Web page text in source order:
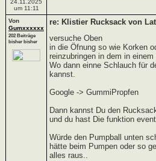
24.11.2025
um 11:11
Von
Gumxxxxxx
202 Beiträge
bisher bisher
re: Klistier Rucksack von
versuche Oben
in die Öfnung so wie Korken
reinzubringen in dem in
Wo dann einne Schlauch für
kannst.
Google -> GummiPropfen
Dann kannst Du den
und du hast Die funktion
Würde den Pumpball unten
hätte beim Pumpen oder so
alles raus..